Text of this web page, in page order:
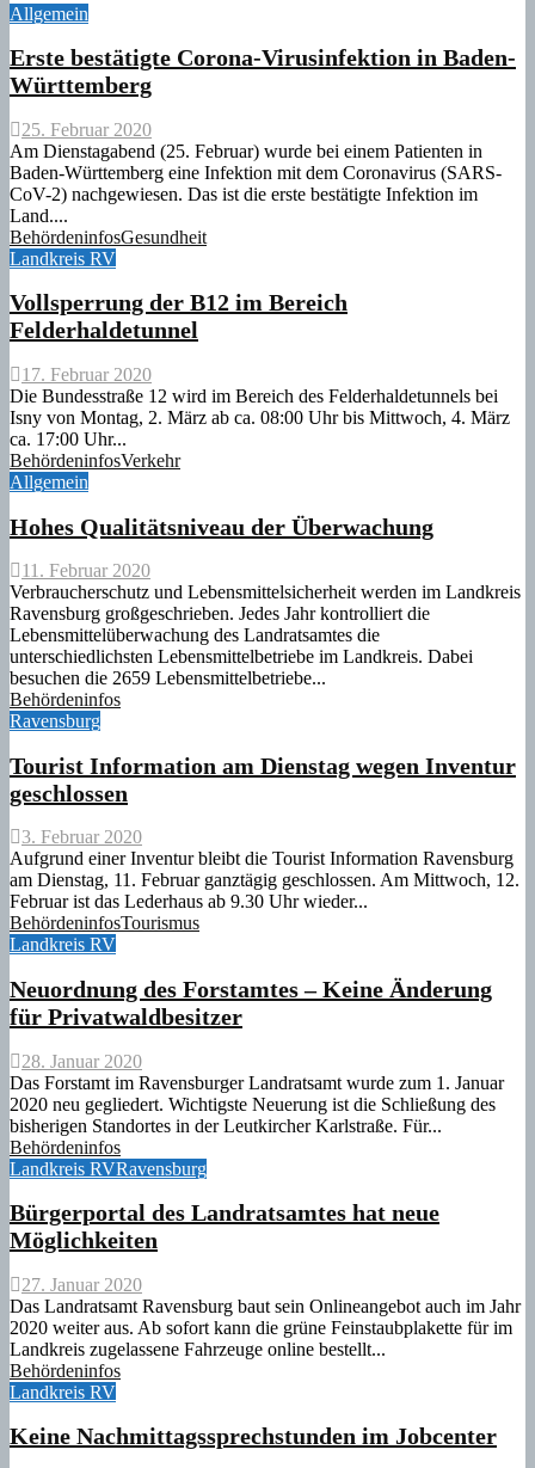
Allgemein
Erste bestätigte Corona-Virusinfektion in Baden-
Württemberg
25. Februar 2020
Am Dienstagabend (25. Februar) wurde bei einem Patienten in
Baden-Württemberg eine Infektion mit dem Coronavirus (SARS-
CoV-2) nachgewiesen. Das ist die erste bestätigte Infektion im
Land....
BehördeninfosGesundheit
Landkreis RV
Vollsperrung der B12 im Bereich
Felderhaldetunnel
17. Februar 2020
Die Bundesstraße 12 wird im Bereich des Felderhaldetunnels bei
Isny von Montag, 2. März ab ca. 08:00 Uhr bis Mittwoch, 4. März
ca. 17:00 Uhr...
BehördeninfosVerkehr
Allgemein
Hohes Qualitätsniveau der Überwachung
11. Februar 2020
Verbraucherschutz und Lebensmittelsicherheit werden im Landkreis
Ravensburg großgeschrieben. Jedes Jahr kontrolliert die
Lebensmittelüberwachung des Landratsamtes die
unterschiedlichsten Lebensmittelbetriebe im Landkreis. Dabei
besuchen die 2659 Lebensmittelbetriebe...
Behördeninfos
Ravensburg
Tourist Information am Dienstag wegen Inventur
geschlossen
3. Februar 2020
Aufgrund einer Inventur bleibt die Tourist Information Ravensburg
am Dienstag, 11. Februar ganztägig geschlossen. Am Mittwoch, 12.
Februar ist das Lederhaus ab 9.30 Uhr wieder...
BehördeninfosTourismus
Landkreis RV
Neuordnung des Forstamtes – Keine Änderung
für Privatwaldbesitzer
28. Januar 2020
Das Forstamt im Ravensburger Landratsamt wurde zum 1. Januar
2020 neu gegliedert. Wichtigste Neuerung ist die Schließung des
bisherigen Standortes in der Leutkircher Karlstraße. Für...
Behördeninfos
Landkreis RVRavensburg
Bürgerportal des Landratsamtes hat neue
Möglichkeiten
27. Januar 2020
Das Landratsamt Ravensburg baut sein Onlineangebot auch im Jahr
2020 weiter aus. Ab sofort kann die grüne Feinstaubplakette für im
Landkreis zugelassene Fahrzeuge online bestellt...
Behördeninfos
Landkreis RV
Keine Nachmittagssprechstunden im Jobcenter